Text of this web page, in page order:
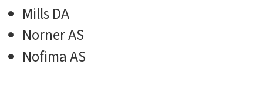
Mills DA
Norner AS
Nofima AS